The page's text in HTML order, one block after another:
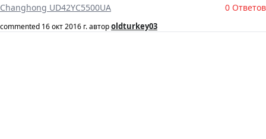
Changhong UD42YC5500UA 0 Ответов
commented 16 окт 2016 г.авторoldturkey03